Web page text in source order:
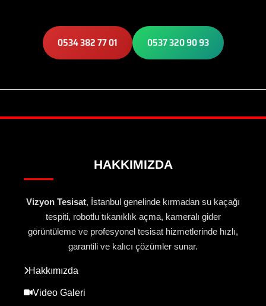
0534 382 77 01 0537 320 90 93
HAKKIMIZDA
Vizyon Tesisat, İstanbul genelinde kırmadan su kaçağı
tespiti, robotlu tıkanıklık açma, kameralı gider
görüntüleme ve profesyonel tesisat hizmetlerinde hızlı,
garantili ve kalıcı çözümler sunar.
Hakkımızda
Video Galeri